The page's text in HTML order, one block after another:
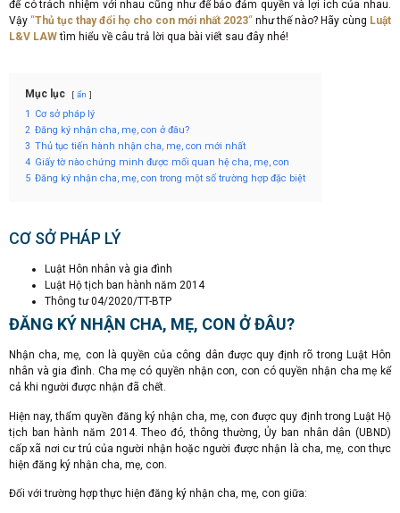
để có trách nhiệm với nhau cũng như để bảo đảm quyền và lợi ích của nhau.
Vậy “Thủ tục thay đổi họ cho con mới nhất 2023“ như thế nào? Hãy cùng Luật
L&V LAWtìm hiểu về câu trả lời qua bài viết sau đây nhé!
Mục lục ẩn
1
Cơ sở pháp lý
2 Đăng ký nhận cha, mẹ, con ở đâu?
3 Thủ tục tiến hành nhận cha, mẹ, con mới nhất
4 Giấy tờ nào chứng minh được mối quan hệ cha, mẹ, con
5 Đăng ký nhận cha, mẹ, con trong một số trường hợp đặc biệt
CƠ SỞ PHÁP LÝ
Luật Hôn nhân và gia đình
Luật Hộ tịch ban hành năm 2014
Thông tư 04/2020/TT-BTP
ĐĂNG KÝ NHẬN CHA, MẸ, CON Ở ĐÂU?
Nhận cha, mẹ, con là quyền của công dân được quy định rõ trong Luật Hôn
nhân và gia đình. Cha mẹ có quyền nhận con, con có quyền nhận cha mẹ kể
cả khi người được nhận đã chết.
Hiện nay, thẩm quyền đăng ký nhận cha, mẹ, con được quy định trong Luật Hộ
tịch ban hành năm 2014. Theo đó, thông thường, Ủy ban nhân dân (UBND)
cấp xã nơi cư trú của người nhận hoặc người được nhận là cha, mẹ, con thực
hiện đăng ký nhận cha, mẹ, con.
Đối với trường hợp thực hiện đăng ký nhận cha, mẹ, con giữa: